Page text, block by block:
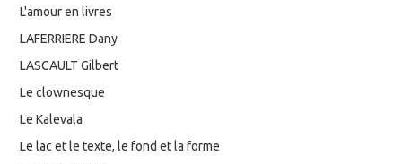
L'amour en livres
LAFERRIERE Dany
LASCAULT Gilbert
Le clownesque
Le Kalevala
Le lac et le texte, le fond et la forme